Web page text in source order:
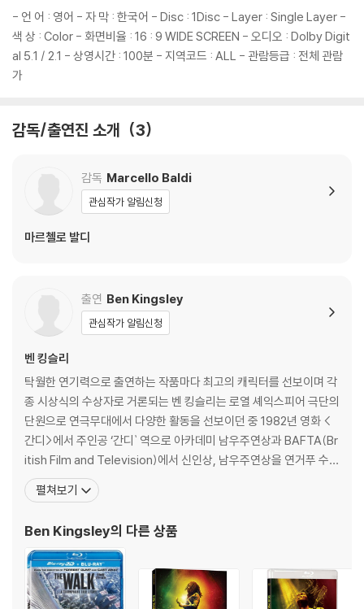
름 손상에 의한 교환/반품은 불가합니다.
4) 본품 보호를 위해 노란색의 카톤 박스로 재포장한 경우, 카톤박스 손상
에 의한 교환/반품은 불가합니다.
5) 아웃케이스/구성품/포장 상태 불량에 의한 교환/반품 신청시 불량 확
1) 기기 문제로 인해 발생하는 재생 불량 현상에 대해서는 반품/교환이 불
가하니 최신 소프트웨어로 업데이트된 DVD/BD 전용 기기에서 재생하실
것을 권유해 드립니다.
2) 정전기와 먼지로 인해 재생이 원활하지 않은 경우가 있습니다. 디스크
생이 불가능한 경우가 있습니다. 독립형 전용 플레이어 사용을 권장드리
며, ODD 사용으로 인한 재생 불량의 경우 교환 시에도 동일한 오류가 발
※ 디스크 외관 불량
디스크에 미세한 잔 흠집이 남아있거나 인쇄 면이 깨끗하지 않은 경우가
있으며, 상품의 불량이 아닙니다. 단, 재생에 이상이 있는 경우에는 불량으
로 인한 반품/교환이 가능합니다.
※ 교환/반품 안내
1) 불량으로 인한 교환/반품 요청 시에는 불량 확인을 위해 개봉 시의 동영
상을 요청할 수 있으며, 동영상이 없는 경우 교환/반품이 제한될 수 있습니
관련 사진과 동영상 및 재생 기기 모델명을 첨부하여 첨부하여 고객센터에
문의 바랍니다.
2) 사양 오인지, 오 구매, 변심 사유로의 반품은 제품 개봉 전에만 운임비
- 언 어 : 영어 - 자 막 : 한국어 - Disc : 1Disc - Layer : Single Layer -
색 상 : Color - 화면비율 : 16 : 9 WIDE SCREEN - 오디오 : Dolby Digit
al 5.1 / 2.1 - 상영시간 : 100분 - 지역코드 : ALL - 관람등급 : 전체 관람
가
감독/출연진 소개 3
감독 Marcello Baldi
관심작가 알림신청
마르첼로 발디
출연 Ben Kingsley
관심작가 알림신청
벤 킹슬리
탁월한 연기력으로 출연하는 작품마다 최고의 캐릭터를 선보이며 각
종 시상식의 수상자로 거론되는 벤 킹슬리는 로열 셰익스피어 극단의
단원으로 연극무대에서 다양한 활동을 선보이던 중 1982년 영화 <
간디>에서 주인공 ‘간디` 역으로 아카데미 남우주연상과 BAFTA(Br
itish Film and Television)에서 신인상, 남우주연상을 연거푸 수상
하며 명배우로서의 입지를 확고히 다졌다. <간디> 이후 세계 최고의
감독들과 쉴 새 없이 작업해온 벤 킹슬리는 매 작품마다 전혀 다른 다
미 남우조연상 후보에 오른
펼쳐보기
Ben Kingsley의 다른 상품